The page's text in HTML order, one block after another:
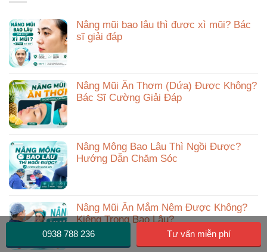
Nâng mũi bao lâu thì được xì mũi? Bác
sĩ giải đáp
Nâng Mũi Ăn Thơm (Dứa) Được Không?
Bác Sĩ Cường Giải Đáp
Nâng Mông Bao Lâu Thì Ngồi Được?
Hướng Dẫn Chăm Sóc
Nâng Mũi Ăn Mắm Nêm Được Không?
Kiêng Trong Bao Lâu?
0938 788 236 Tư vấn miễn phí